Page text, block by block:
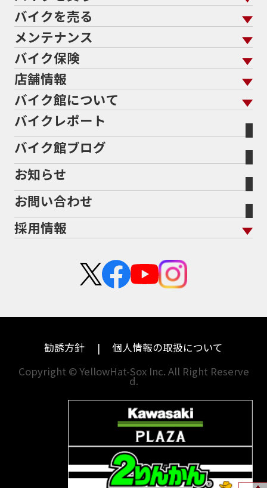
バイクを買う トップ
バイクを探す
メーカーから探す
色から探す
スタイルから探す
排気量から探す
地域から探す
走行距離から探す
中古車から探す
バイクを売る
バイクを売る トップ
バイク館買取の強み
バイクを高く売るコツ
バイク買取の流れ
全国展開の強み
よくあるご質問
バイク買取強化車両
オンライン査定フォーム
メーカー別買取相場・
ヤマハ
ホンダ
スズキ
ハーレーダビッドソン
ドゥカティ
トライアンフ
アプリリア
KTM
モトグッツイ
MVアグスタ
他海外ﾒｰｶｰ
メンテナンス
メンテナンス トップ
バイク点検
バイク車検
Bikeep
プロテクションフィルム
バイク保険
バイク保険 トップ
自賠責保険
任意保険
バイク保険無料見積り（現在未加入の方）
バイク保険無料見積り（他社でご加入の方）
盗難保険
店舗情報
店舗情報 トップ
北海道
宮城
福島
茨城
栃木
兵庫
福岡
長崎
熊本
バイク館について
バイク館について トップ
バイク館が選ばれる理由
会社概要
沿革
二輪公正取引協議会加盟店
バイクレポート
バイク館ブログ
お知らせ
お問い合わせ
採用情報
中途採用・アルバイト
勧誘方針
個人情報の取扱について
Copyright © YellowHat-Sox Inc. All Right Reserve
d.